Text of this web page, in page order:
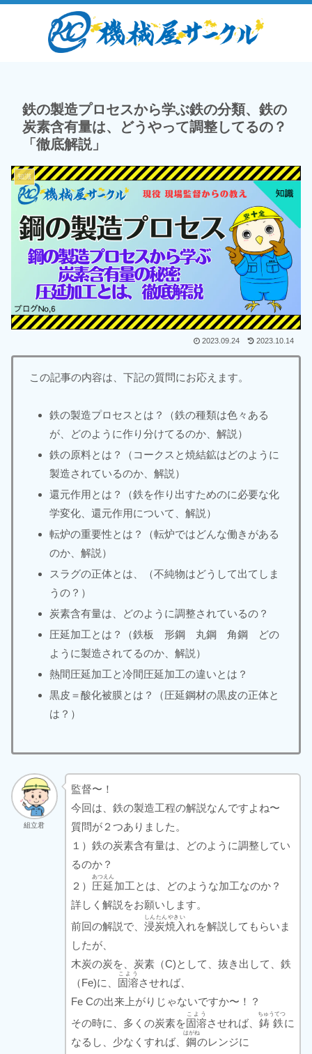
鉄の製造プロセスから学ぶ鉄の分類、鉄の
炭素含有量は、どうやって調整してるの？
「徹底解説」
知識
2023.09.24 2023.10.14
この記事の内容は、下記の質問にお応えます。
鉄の製造プロセスとは？（鉄の種類は色々ある
が、どのように作り分けてるのか、解説）
鉄の原料とは？（コークスと焼結鉱はどのように
製造されているのか、解説）
還元作用とは？（鉄を作り出すためのに必要な化
学変化、還元作用について、解説）
転炉の重要性とは？（転炉ではどんな働きがある
のか、解説）
スラグの正体とは、（不純物はどうして出てしま
うの？）
炭素含有量は、どのように調整されているの？
圧延加工とは？（鉄板 形鋼 丸鋼 角鋼 どの
ように製造されてるのか、解説）
熱間圧延加工と冷間圧延加工の違いとは？
黒皮＝酸化被膜とは？（圧延鋼材の黒皮の正体と
は？）
組立君
監督〜！
今回は、鉄の製造工程の解説なんですよね〜
質問が２つありました。
１）鉄の炭素含有量は、どのように調整してい
るのか？
２） 圧延
あつえん
加工とは、どのような加工なのか？
詳しく解説をお願いします。
前回の解説で、 浸炭焼入
しんたんやきい
れを解説してもらいま
したが、
木炭の炭を、炭素（C)として、抜き出して、鉄
（Fe)に、 固溶
こよう
させれば、
Fe Cの出来上がりじゃないですか〜！？
その時に、多くの炭素を固溶
こよう
させれば、 鋳鉄
ちゅうてつ
に
なるし、少なくすれば、 鋼
はがね
のレンジに